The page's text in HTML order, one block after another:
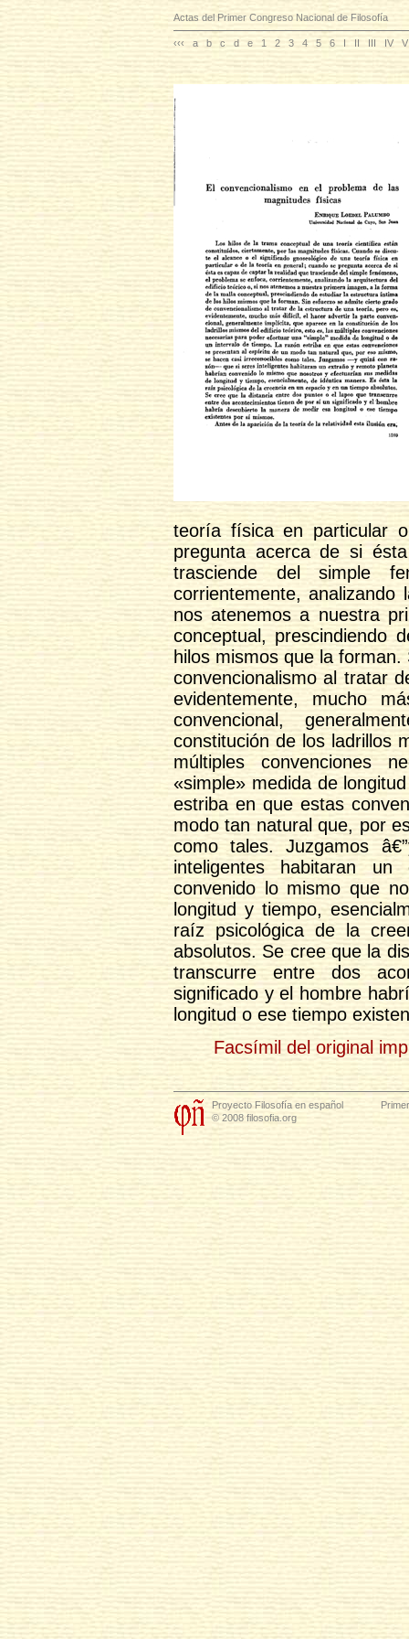
Actas del Primer Congreso Nacional de Filosofía
‹‹‹ a b c d e 1 2 3 4 5 6 I II III IV V
teoría física en particular
pregunta acerca de si
trasciende del simple
corrientemente,
nos atenemos a nuestra
conceptual, prescindiendo
hilos mismos que la
convencionalismo al tratar
evidentemente, mucho
convencional,
constitución de los ladrillos
múltiples convenciones
«simple» medida de
estriba en que estas
modo tan natural que, por
como tales. Juzgamos
inteligentes habitaran
convenido lo mismo que
longitud y tiempo,
raíz psicológica de la
absolutos. Se cree que la
transcurre entre dos
significado y el hombre
longitud o ese tiempo
Facsímil del original
Proyecto Filosofía en español
© 2008 filosofia.org